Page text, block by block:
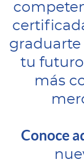
tu
más
Conoce